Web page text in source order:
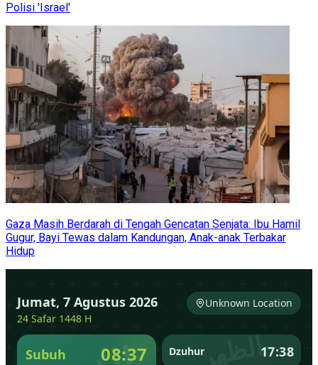
Polisi 'Israel'
Gaza Masih Berdarah di Tengah Gencatan Senjata: Ibu Hamil
Gugur, Bayi Tewas dalam Kandungan, Anak-anak Terbakar
Hidup